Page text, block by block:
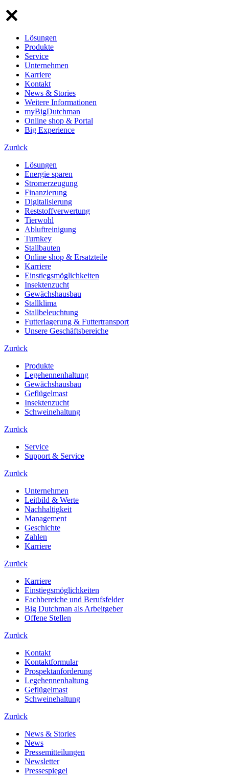
Lösungen
Produkte
Service
Unternehmen
Karriere
Kontakt
News & Stories
Weitere Informationen
myBigDutchman
Online shop & Portal
Big Experience
Zurück
Lösungen
Energie sparen
Stromerzeugung
Finanzierung
Digitalisierung
Reststoffverwertung
Tierwohl
Abluftreinigung
Turnkey
Stallbauten
Online shop & Ersatzteile
Karriere
Einstiegsmöglichkeiten
Insektenzucht
Gewächshausbau
Stallklima
Stallbeleuchtung
Futterlagerung & Futtertransport
Unsere Geschäftsbereiche
Zurück
Produkte
Legehennenhaltung
Gewächshausbau
Geflügelmast
Insektenzucht
Schweinehaltung
Zurück
Service
Support & Service
Zurück
Unternehmen
Leitbild & Werte
Nachhaltigkeit
Management
Geschichte
Zahlen
Karriere
Zurück
Karriere
Einstiegsmöglichkeiten
Fachbereiche und Berufsfelder
Big Dutchman als Arbeitgeber
Offene Stellen
Zurück
Kontakt
Kontaktformular
Prospektanforderung
Legehennenhaltung
Geflügelmast
Schweinehaltung
Zurück
News & Stories
News
Pressemitteilungen
Newsletter
Pressespiegel